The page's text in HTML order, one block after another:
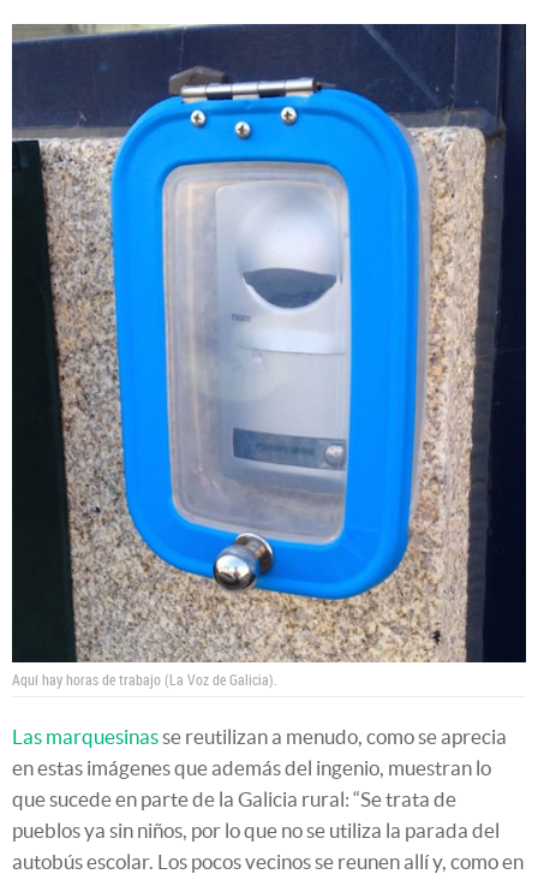
Aquí hay horas de trabajo (La Voz de Galicia).
Las marquesinasse reutilizan a menudo, como se aprecia
en estas imágenes que además del ingenio, muestran lo
que sucede en parte de la Galicia rural: “Se trata de
pueblos ya sin niños, por lo que no se utiliza la parada del
autobús escolar. Los pocos vecinos se reunen allí y, como en